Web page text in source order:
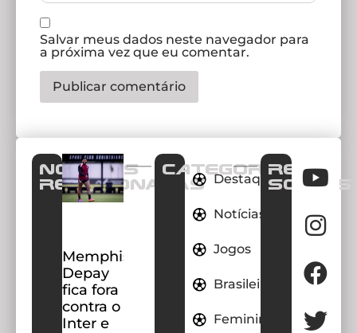
Salvar meus dados neste navegador para
a próxima vez que eu comentar.
Notícias
Relacionadas
Memphis
Depay
fica fora
contra o
Inter e
CATEGORIAS
Destaques
Notícias
Jogos
Brasileirao
Feminino
REDES
SOCIAIS